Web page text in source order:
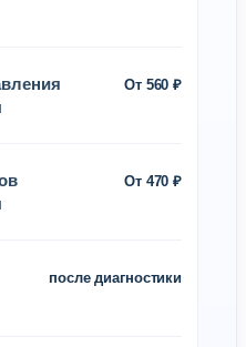
От 560 ₽
От 470 ₽
после диагностики